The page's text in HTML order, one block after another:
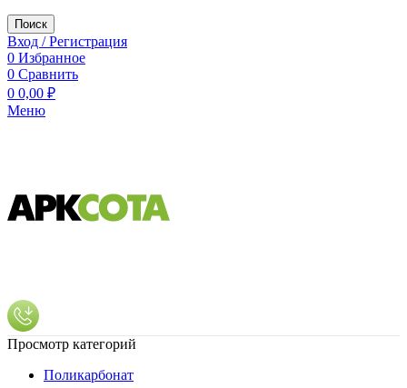
Поиск
Вход / Регистрация
0 Избранное
0 Сравнить
0 0,00 ₽
Меню
Просмотр категорий
Поликарбонат